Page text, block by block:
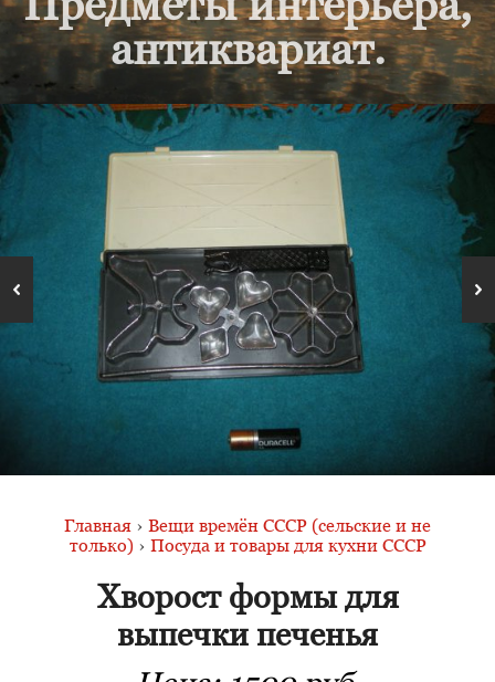
антиквариат.
Главная › Вещи времён СССР (сельские и не
только) › Посуда и товары для кухни СССР
Хворост формы для
выпечки печенья